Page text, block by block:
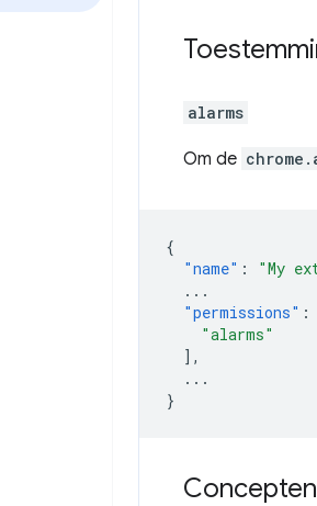
alarms
Om de
{
"name" : "My
...
"permissions" :
"alarms"
],
...
}